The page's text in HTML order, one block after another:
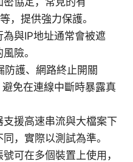
，提供強力保護。
與IP地址通常會被遮
險。
防護、網路終止開關
免在連線中斷時暴露真
援高速串流與大檔案下
，實際以測試為準。
可在多個裝置上使用，